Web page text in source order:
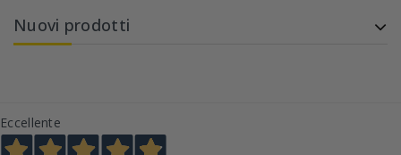
Nuovi prodotti
Eccellente